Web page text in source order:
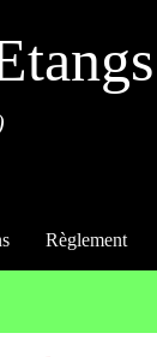
Règlement